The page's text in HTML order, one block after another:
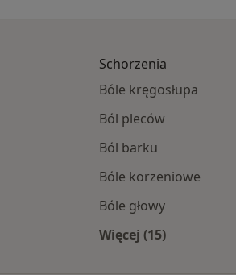
Schorzenia
Bóle kręgosłupa
Ból pleców
Ból barku
Bóle korzeniowe
Bóle głowy
Więcej (15)